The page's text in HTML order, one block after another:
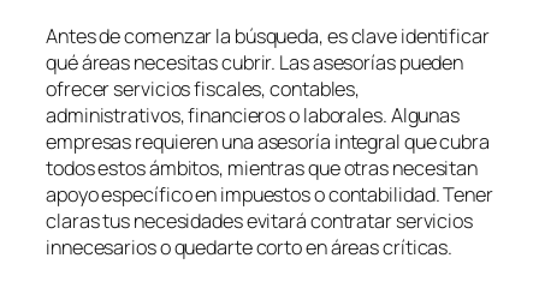
Antes de comenzar la búsqueda, es clave identificar
qué áreas necesitas cubrir. Las asesorías pueden
ofrecer servicios fiscales, contables,
administrativos, financieros o laborales. Algunas
empresas requieren una asesoría integral que cubra
todos estos ámbitos, mientras que otras necesitan
apoyo específico en impuestos o contabilidad. Tener
claras tus necesidades evitará contratar servicios
innecesarios o quedarte corto en áreas críticas.